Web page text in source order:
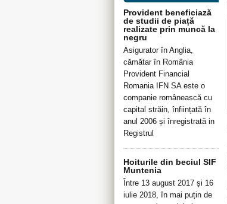
Provident beneficiază
de studii de piață
realizate prin muncă la
negru
Asigurator în Anglia,
cămătar în România
Provident Financial
Romania IFN SA este o
companie românească cu
capital străin, înființată în
anul 2006 și înregistrată in
Registrul
Hoiturile din beciul SIF
Muntenia
Între 13 august 2017 și 16
iulie 2018, în mai puțin de